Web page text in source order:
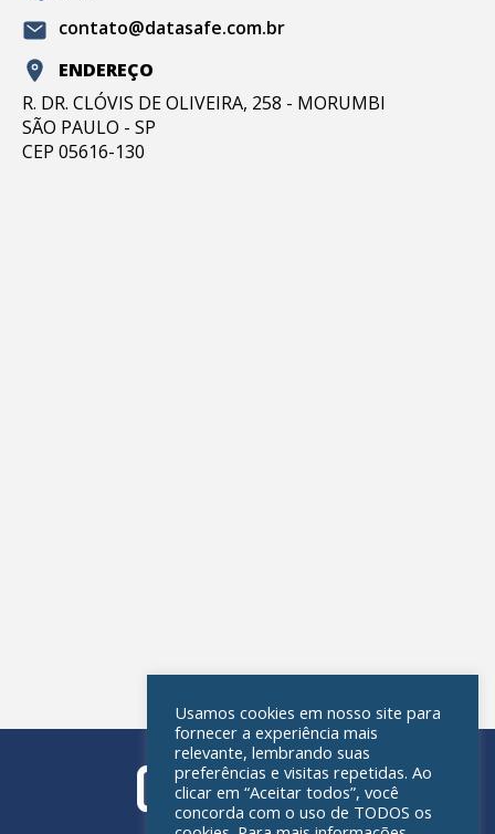
contato@datasafe.com.br
ENDEREÇO
R. DR. CLÓVIS DE OLIVEIRA, 258 - MORUMBI
SÃO PAULO - SP
CEP 05616-130
Usamos cookies em nosso site para
fornecer a experiência mais
relevante, lembrando suas
preferências e visitas repetidas. Ao
clicar em “Aceitar todos”, você
concorda com o uso de TODOS os